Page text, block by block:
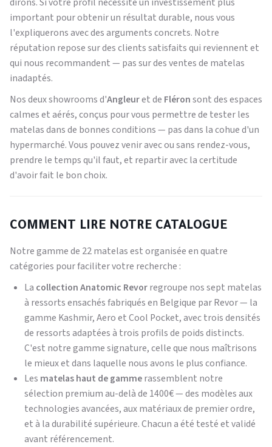
important pour obtenir un résultat durable, nous vous
l'expliquerons avec des arguments concrets. Notre
réputation repose sur des clients satisfaits qui reviennent et
qui nous recommandent — pas sur des ventes de matelas
inadaptés.
Nos deux showrooms d'Angleuret de Fléronsont des espaces
calmes et aérés, conçus pour vous permettre de tester les
matelas dans de bonnes conditions — pas dans la cohue d'un
hypermarché. Vous pouvez venir avec ou sans rendez-vous,
prendre le temps qu'il faut, et repartir avec la certitude
d'avoir fait le bon choix.
COMMENT LIRE NOTRE CATALOGUE
Notre gamme de 22 matelas est organisée en quatre
catégories pour faciliter votre recherche :
La collection Anatomic Revorregroupe nos sept matelas
à ressorts ensachés fabriqués en Belgique par Revor — la
gamme Kashmir, Aero et Cool Pocket, avec trois densités
de ressorts adaptées à trois profils de poids distincts.
C'est notre gamme signature, celle que nous maîtrisons
le mieux et dans laquelle nous avons le plus confiance.
Les matelas haut de gammerassemblent notre
sélection premium au-delà de 1400€ — des modèles aux
technologies avancées, aux matériaux de premier ordre,
et à la durabilité supérieure. Chacun a été testé et validé
avant référencement.